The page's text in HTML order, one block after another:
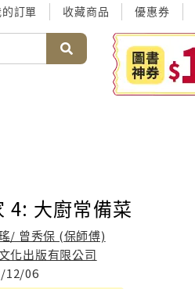
訂單 收藏商品 優惠券
4: 大廚常備菜
/ 曾秀保 (保師傅)
化出版有限公司
12/06